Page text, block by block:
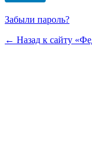
Забыли пароль?
← Назад к сайту